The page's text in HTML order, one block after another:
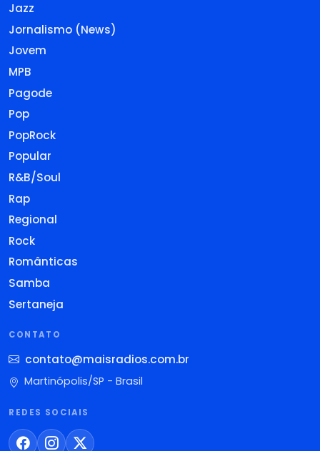
Jazz
Jornalismo (News)
Jovem
MPB
Pagode
Pop
PopRock
Popular
R&B/Soul
Rap
Regional
Rock
Românticas
Samba
Sertaneja
CONTATO
contato@maisradios.com.br
Martinópolis/SP - Brasil
REDES SOCIAIS